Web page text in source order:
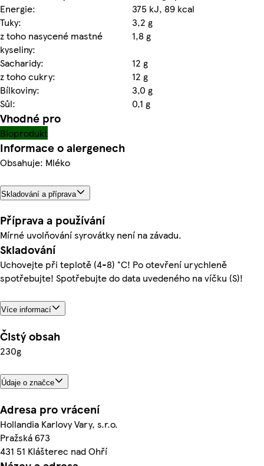
Energie:
375 kJ, 89 kcal
Tuky:
3,2 g
z toho nasycené mastné
kyseliny:
1,8 g
Sacharidy:
12 g
z toho cukry:
12 g
Bílkoviny:
3,0 g
Sůl:
0,1 g
Vhodné pro
Bioprodukt
Informace o alergenech
Obsahuje: Mléko
Skladování a příprava
Příprava a používání
Mírné uvolňování syrovátky není na závadu.
Skladování
Uchovejte při teplotě (4-8) °C! Po otevření urychleně
spotřebujte! Spotřebujte do data uvedeného na víčku (S)!
Více informací
Čistý obsah
230g
Údaje o značce
Adresa pro vrácení
Hollandia Karlovy Vary, s.r.o.
Pražská 673
431 51 Klášterec nad Ohří